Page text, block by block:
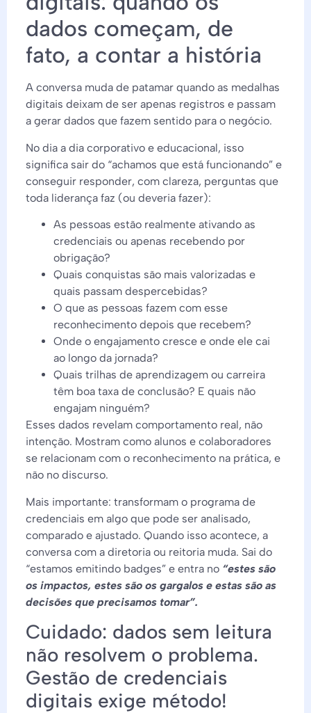
dados começam, de
fato, a contar a história
A conversa muda de patamar quando as medalhas
digitais deixam de ser apenas registros e passam
a gerar dados que fazem sentido para o negócio.
No dia a dia corporativo e educacional, isso
significa sair do “achamos que está funcionando” e
conseguir responder, com clareza, perguntas que
toda liderança faz (ou deveria fazer):
As pessoas estão realmente ativando as
credenciais ou apenas recebendo por
obrigação?
Quais conquistas são mais valorizadas e
quais passam despercebidas?
O que as pessoas fazem com esse
reconhecimento depois que recebem?
Onde o engajamento cresce e onde ele cai
ao longo da jornada?
Quais trilhas de aprendizagem ou carreira
têm boa taxa de conclusão? E quais não
engajam ninguém?
Esses dados revelam comportamento real, não
intenção. Mostram como alunos e colaboradores
se relacionam com o reconhecimento na prática, e
não no discurso.
Mais importante: transformam o programa de
credenciais em algo que pode ser analisado,
comparado e ajustado. Quando isso acontece, a
conversa com a diretoria ou reitoria muda. Sai do
“estamos emitindo badges” e entra no “estes são
os impactos, estes são os gargalos e estas são as
decisões que precisamos tomar”.
Cuidado: dados sem leitura
não resolvem o problema.
Gestão de credenciais
digitais exige método!